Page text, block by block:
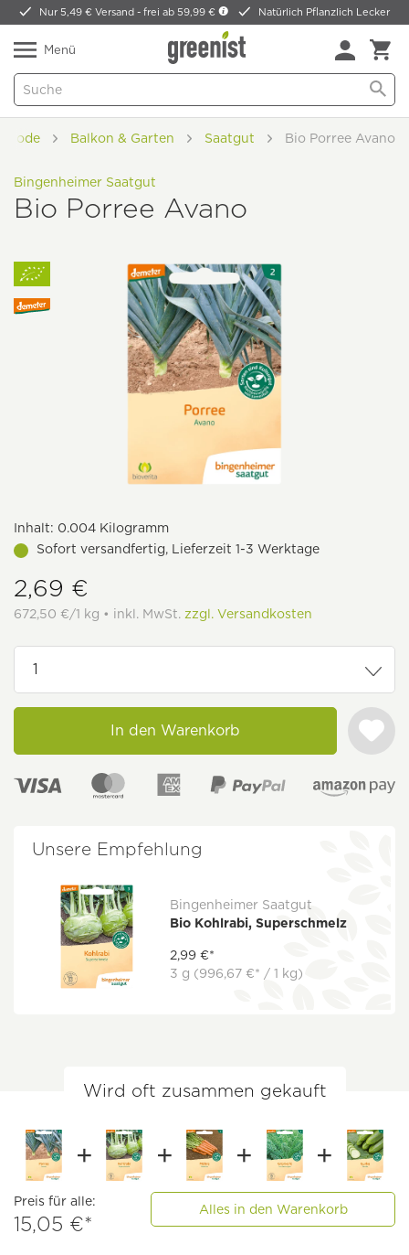
Nur 5,49 € Versand -frei ab 59,99 € Natürlich Pflanzlich Lecker
Menü
Mode Balkon & Garten Saatgut Bio Porree Avano
Bingenheimer Saatgut
Bio Porree Avano
Inhalt: 0.004 Kilogramm
Sofort versandfertig, Lieferzeit 1-3 Werktage
2,69 €
672,50 €/1 kg • inkl. MwSt. zzgl. Versandkosten
In den Warenkorb
Unsere Empfehlung
Bingenheimer Saatgut
Bio Kohlrabi, Superschmelz
2,99 €*
3 g (996,67 €* / 1 kg)
Wird oft zusammen gekauft
Preis für alle:
15,05 €*
Alles in den Warenkorb